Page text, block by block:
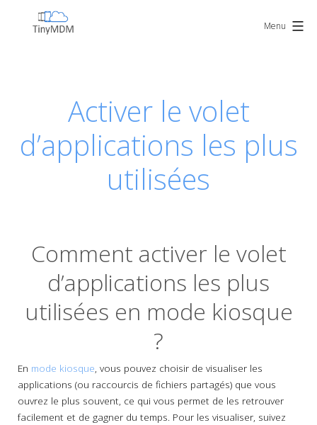
TinyMDM Menu
Activer le volet
d’applications les plus
utilisées
Comment activer le volet
d’applications les plus
utilisées en mode kiosque
?
En mode kiosque , vous pouvez choisir de visualiser les
applications (ou raccourcis de fichiers partagés) que vous
ouvrez le plus souvent, ce qui vous permet de les retrouver
facilement et de gagner du temps. Pour les visualiser, suivez